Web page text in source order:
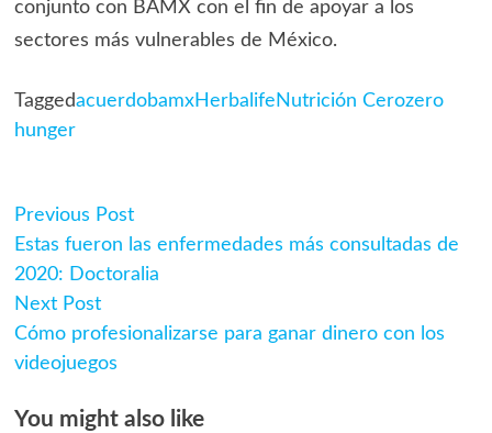
conjunto con BAMX con el fin de apoyar a los
sectores más vulnerables de México.
TaggedacuerdobamxHerbalife Nutrición Cerozero
hunger
Navegación
de
entradas
Previous PostPrevious
post:
Estas fueron las enfermedades más consultadas de
2020: Doctoralia
Next PostNext
post:
Cómo profesionalizarse para ganar dinero con los
videojuegos
You might also like